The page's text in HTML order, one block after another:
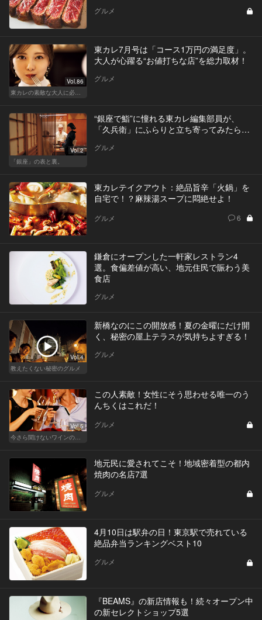
グルメ
Vol.86
東カレの素敵な大人に必要なこと
東カレ7月号は「コース1万円の満足度」。
大人が心躍る“お値打ちな店”を総力取材！
グルメ
Vol.2
「銀座」の表と裏。
“銀座で鮨”に憧れる東カレ編集部員が、
「久兵衛」にふらりと立ち寄ってみたら…
グルメ
東カレテイクアウト：絶品旨辛「火鍋」を
自宅で！？麻辣湯スープに悶絶せよ！
グルメ 6
鎌倉にオープンした一軒家レストラン4
選。食偏差値が高い、地元住民で賑わう美
食店
グルメ
Vol.4
教えたくない秘密のグルメ
新橋なのにこの開放感！夏の金曜にだけ開
く、秘密の屋上テラスが気持ちよすぎる！
グルメ
Vol.5
今さら聞けないワインの基礎知識
この人素敵！女性にそう思わせる唯一のう
んちくはこれだ！
グルメ
地元民に愛されてこそ！地域密着型の都内
焼肉の名店7選
グルメ
4月10日は駅弁の日！東京駅で売れている
絶品弁当ランキングベスト10
グルメ
『BEAMS』の新店情報も！続々オープン中
の新セレクトショップ5選